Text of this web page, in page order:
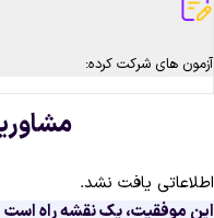
آزمون های شرکت کرده:
اطلاعاتی یافت نشد.
این موفقیت، یک نقشه راه است